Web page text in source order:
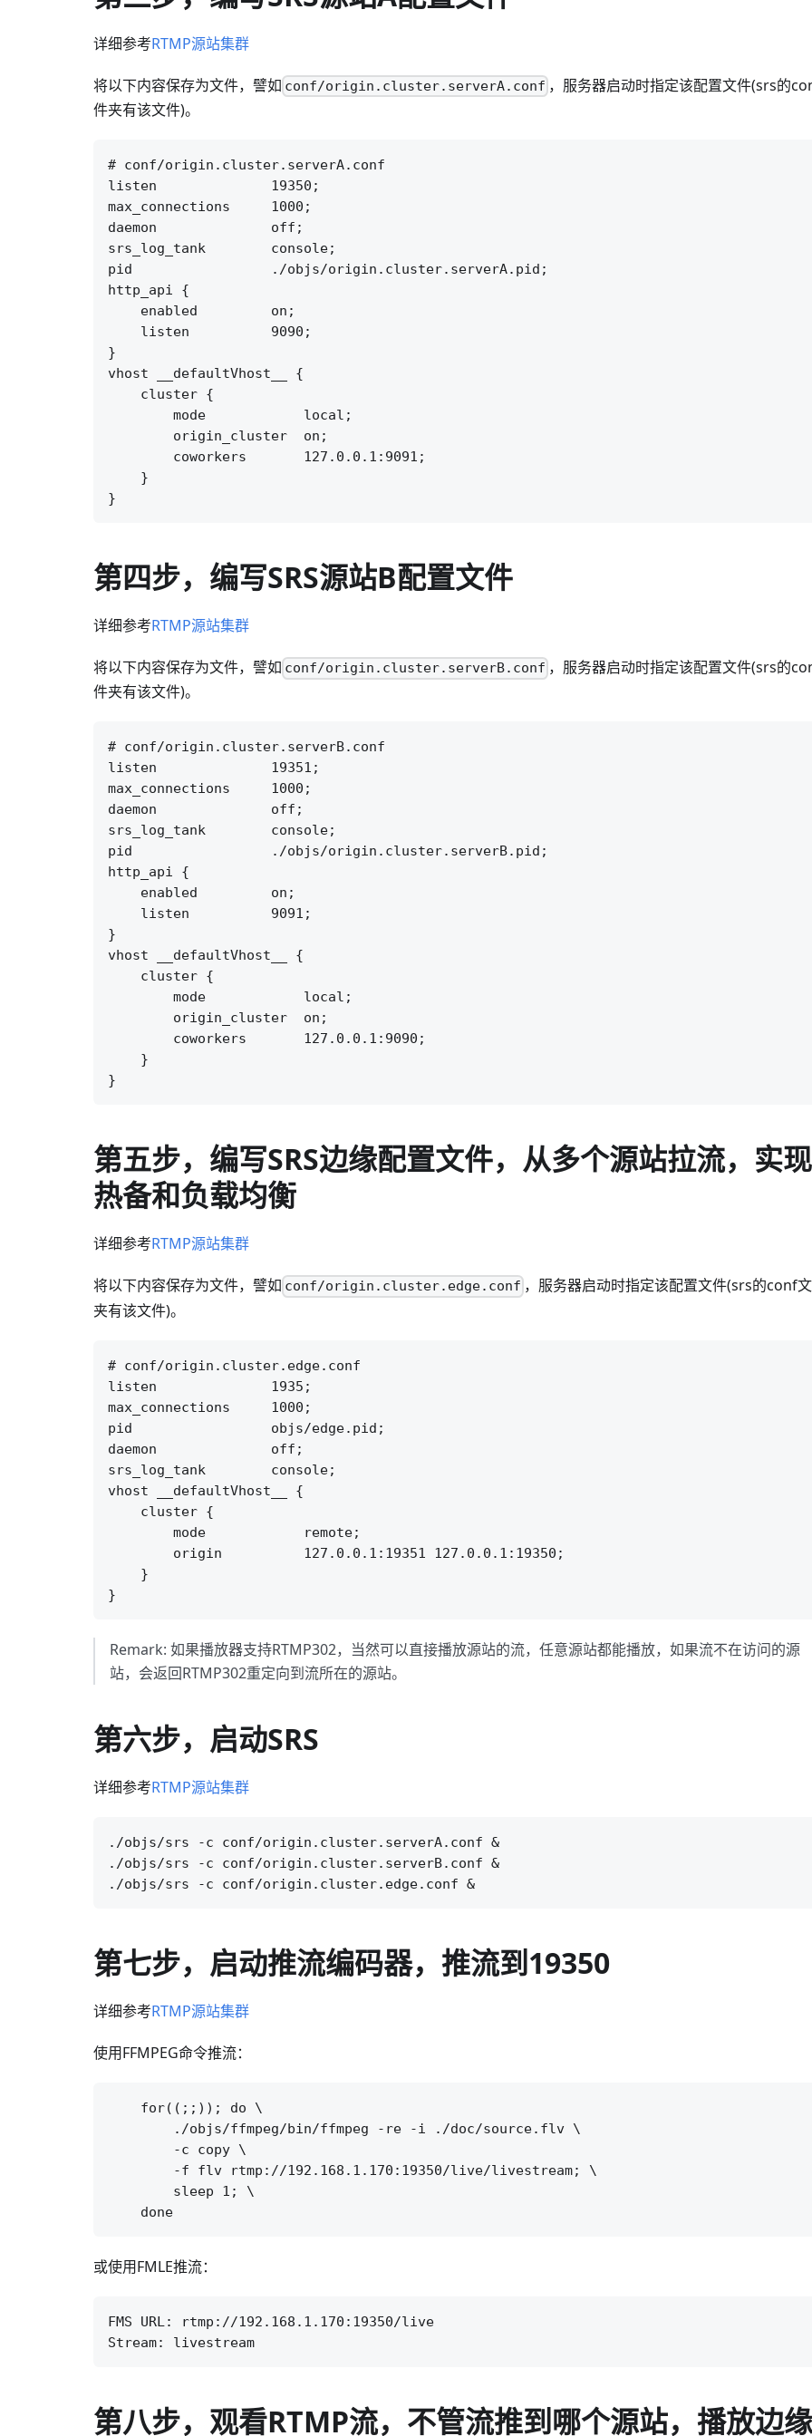
详细参考RTMP源站集群
将以下内容保存为文件，譬如 conf/origin.cluster.serverA.conf ，服务器启动时指定该配置文件(srs的
件夹有该文件)。
# conf/origin.cluster.serverA.conf
listen              19350;
max_connections     1000;
daemon              off;
srs_log_tank        console;
pid                 ./objs/origin.cluster.serverA.pid;
http_api {
    enabled         on;
    listen          9090;
}
vhost __defaultVhost__ {
    cluster {
        mode            local;
        origin_cluster  on;
        coworkers       127.0.0.1:9091;
    }
第四步，编写SRS源站B配置文件
详细参考RTMP源站集群
将以下内容保存为文件，譬如 conf/origin.cluster.serverB.conf ，服务器启动时指定该配置文件(srs的
件夹有该文件)。
# conf/origin.cluster.serverB.conf
listen              19351;
max_connections     1000;
daemon              off;
srs_log_tank        console;
pid                 ./objs/origin.cluster.serverB.pid;
http_api {
    enabled         on;
    listen          9091;
}
vhost __defaultVhost__ {
    cluster {
        mode            local;
        origin_cluster  on;
        coworkers       127.0.0.1:9090;
    }
第五步，编写SRS边缘配置文件，从多个源站拉流，实现
热备和负载均衡
详细参考RTMP源站集群
将以下内容保存为文件，譬如 conf/origin.cluster.edge.conf ，服务器启动时指定该配置文件(srs的conf
夹有该文件)。
# conf/origin.cluster.edge.conf
listen              1935;
max_connections     1000;
pid                 objs/edge.pid;
daemon              off;
srs_log_tank        console;
vhost __defaultVhost__ {
    cluster {
        mode            remote;
        origin          127.0.0.1:19351 127.0.0.1:19350;
    }
Remark: 如果播放器支持RTMP302，当然可以直接播放源站的流，任意源站都能播放，如果流不在访问的源
站，会返回RTMP302重定向到流所在的源站。
第六步，启动SRS
详细参考RTMP源站集群
./objs/srs -c conf/origin.cluster.serverA.conf &
./objs/srs -c conf/origin.cluster.serverB.conf &
第七步，启动推流编码器，推流到19350
详细参考RTMP源站集群
使用FFMPEG命令推流：
    for((;;)); do \
        ./objs/ffmpeg/bin/ffmpeg -re -i ./doc/source.flv \
        -c copy \
        -f flv rtmp://192.168.1.170:19350/live/livestream; \
        sleep 1; \
或使用FMLE推流：
FMS URL: rtmp://192.168.1.170:19350/live
第八步，观看RTMP流，不管流推到哪个源站，播放边缘